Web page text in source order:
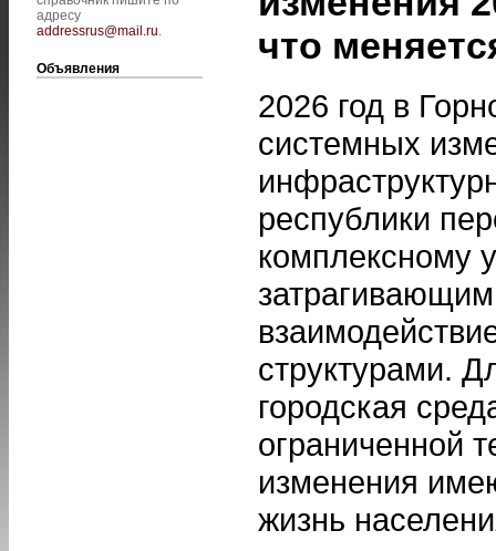
адресу
addressrus@mail.ru.
Объявления
что
2026 год в
системных
республики
комплексному
структурами.
городская
ограниченной
изменения
жизнь